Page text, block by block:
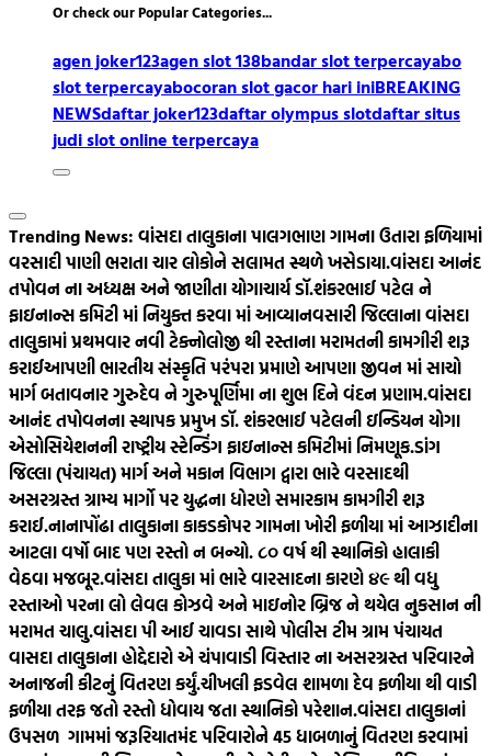
Or check our Popular Categories...
agen joker123agen slot 138bandar slot terpercayabo
slot terpercayabocoran slot gacor hari iniBREAKING
NEWSdaftar joker123daftar olympus slotdaftar situs
judi slot online terpercaya
Trending News: વાંસદા તાલુકાના પાલગભાણ ગામના ઉતારા ફળિયામાં
વરસાદી પાણી ભરાતા ચાર લોકોને સલામત સ્થળે ખસેડાયા.વાંસદા આનંદ
તપોવન ના અધ્યક્ષ અને જાણીતા યોગાચાર્ય ડૉ.શંકરભાઈ પટેલ ને
ફાઇનાન્સ કમિટી માં નિયુક્ત કરવા માં આવ્યાનવસારી જિલ્લાના વાંસદા
તાલુકામાં પ્રથમવાર નવી ટેક્નોલોજી થી રસ્તાના મરામતની કામગીરી શરૂ
કરાઈઆપણી ભારતીય સંસ્કૃતિ પરંપરા પ્રમાણે આપણા જીવન માં સાચો
માર્ગ બતાવનાર ગુરુદેવ ને ગુરુપૂર્ણિમા ના શુભ દિને વંદન પ્રણામ.વાંસદા
આનંદ તપોવનના સ્થાપક પ્રમુખ ડૉ. શંકરભાઈ પટેલની ઇન્ડિયન યોગા
એસોસિયેશનની રાષ્ટ્રીય સ્ટેન્ડિંગ ફાઇનાન્સ કમિટીમાં નિમણૂક.ડાંગ
જિલ્લા (પંચાયત) માર્ગ અને મકાન વિભાગ દ્વારા ભારે વરસાદથી
અસરગ્રસ્ત ગ્રામ્ય માર્ગો પર યુદ્ધના ધોરણે સમારકામ કામગીરી શરૂ
કરાઈ.નાનાપોંઢા તાલુકાના કાકડકોપર ગામના ખોરી ફળીયા માં આઝાદીના
આટલા વર્ષો બાદ પણ રસ્તો ન બન્યો. ૮૦‌ વર્ષ થી સ્થાનિકો હાલાકી
વેઠવા મજબૂર.વાંસદા તાલુકા માં ભારે વારસાદના કારણે ૪૯ થી વધુ
રસ્તાઓ પરના લો લેવલ કોઝવે અને માઇનોર બ્રિજ ને થયેલ નુકસાન ની
મરામત ચાલુ.વાંસદા પી આઈ ચાવડા સાથે પોલીસ ટીમ ગ્રામ પંચાયત
વાસદા તાલુકાના હોદ્દેદારો એ ચંપાવાડી વિસ્તાર ના અસરગ્રસ્ત પરિવારને
અનાજની કીટનું વિતરણ કર્યું.ચીખલી ફડવેલ શામળા દેવ ફળીયા થી વાડી
ફળીયા તરફ જતો રસ્તો ધોવાય જતા સ્થાનિકો પરેશાન.વાંસદા તાલુકાનાં
ઉપસળ ગામમાં જરૂરિયાતમંદ પરિવારોને 45 ધાબળાનું વિતરણ કરવામાં